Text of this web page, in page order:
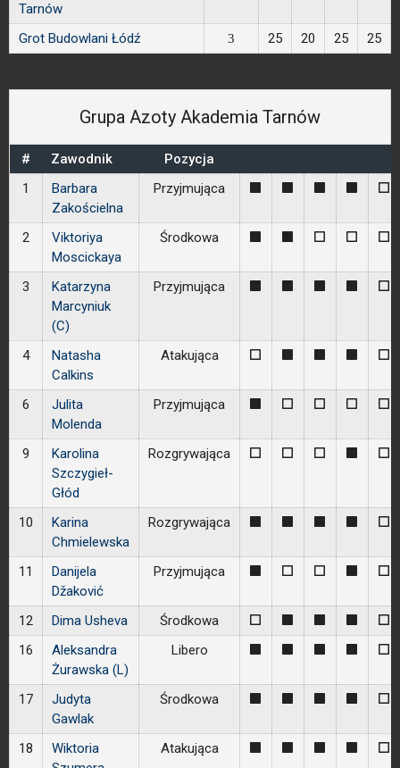
Tarnów
Grot Budowlani Łódź 3 25 20 25 25
Grupa Azoty Akademia Tarnów
# Zawodnik
Pozycja
1
Barbara
Zakościelna
Przyjmująca 0
2
Viktoriya
Moscickaya
Środkowa 0 0 0
3
Katarzyna
Marcyniuk
(C)
Przyjmująca 0
4
Natasha
Calkins
Atakująca 0 0
6
Julita
Molenda
Przyjmująca 0 0 0 0
9
Karolina
Szczygieł-
Głód
Rozgrywająca 0 0 0 0
10
Karina
Chmielewska
Rozgrywająca 0
11
Danijela
Džaković
Przyjmująca 0 0 0
12 Dima Usheva Środkowa 0 0
16
Aleksandra
Żurawska (L)
Libero 0
17
Judyta
Gawlak
Środkowa 0
18
Wiktoria
Atakująca 0